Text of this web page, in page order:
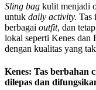
Sling bag kulit menjadi
untuk daily activity. Tas
berbagai outfit, dan
lokal seperti Kenes dan
dengan kualitas yang
Kenes: Tas berbahan
dilepas dan